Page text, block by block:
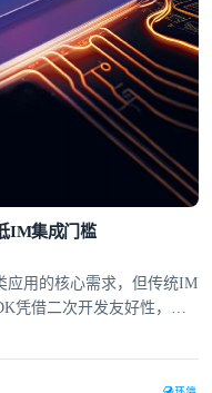
IM集成门槛
应用的核心需求，但传统IM
凭借二次开发友好性，通
富媒体消息等功能，大幅降